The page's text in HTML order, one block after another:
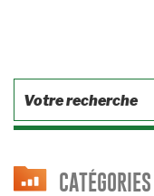
CATÉGORIES